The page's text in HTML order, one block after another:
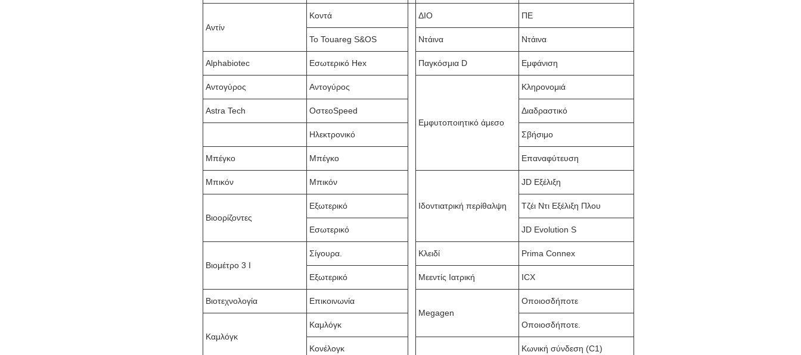
Αντίν
Κοντά ΔΙΟ ΠΕ
Το Touareg S&OS Ντάινα Ντάινα
Alphabiotec Εσωτερικό Hex Παγκόσμια D Εμφάνιση
Αντογύρος Αντογύρος
Εμφυτοποιητικό άμεσο
Κληρονομιά
Astra Tech ΟστεοSpeed Διαδραστικό
Ηλεκτρονικό Σβήσιμο
Μπέγκο Μπέγκο Επαναφύτευση
Μπικόν Μπικόν
Ιδοντιατρική περίθαλψη
JD Εξέλιξη
Βιοορίζοντες
Εξωτερικό Τζέι Ντι Εξέλιξη Πλου
Εσωτερικό JD Evolution S
Βιομέτρο 3 I
Σίγουρα. Κλειδί Prima Connex
Εξωτερικό Μεεντίς Ιατρική ICX
Βιοτεχνολογία
Επικοινωνία
Megagen
Οποιοσδήποτε
Καμλόγκ
Καμλόγκ Οποιοσδήποτε.
Κονέλογκ
Κωνική σύνδεση (C1)